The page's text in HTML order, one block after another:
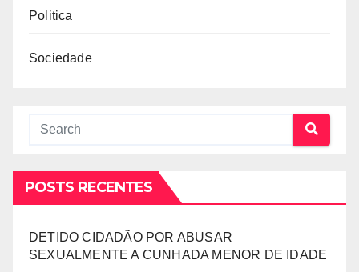
Politica
Sociedade
POSTS RECENTES
DETIDO CIDADÃO POR ABUSAR
SEXUALMENTE A CUNHADA MENOR DE IDADE